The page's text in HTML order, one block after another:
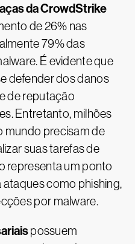
da CrowdStrike
de 26% nas
79% das
É evidente que
defender dos danos
de reputação
Entretanto, milhões
mundo precisam de
suas tarefas de
representa um ponto
como phishing,
por malware.
possuem